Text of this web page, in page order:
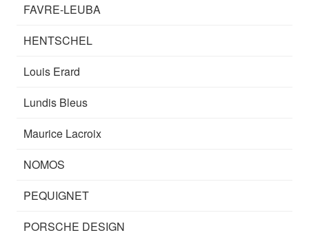
FAVRE-LEUBA
HENTSCHEL
Louis Erard
Lundis Bleus
Maurice Lacroix
NOMOS
PEQUIGNET
PORSCHE DESIGN